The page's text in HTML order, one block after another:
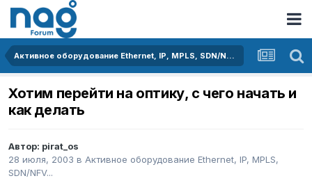
Активное оборудование Ethernet, IP, MPLS, SDN/NFV...
Хотим перейти на оптику, с чего начать и
как делать
Автор: pirat_os
28 июля, 2003 в Активное оборудование Ethernet, IP, MPLS,
SDN/NFV...